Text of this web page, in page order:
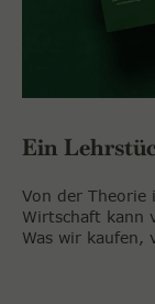
Ein
Von der Theorie
Wirtschaft kann
Was wir kaufen,